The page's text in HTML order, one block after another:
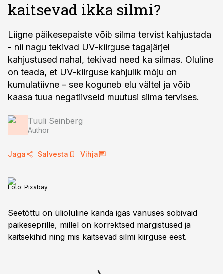
kaitsevad ikka silmi?
Liigne päikesepaiste võib silma tervist kahjustada
- nii nagu tekivad UV-kiirguse tagajärjel
kahjustused nahal, tekivad need ka silmas. Oluline
on teada, et UV-kiirguse kahjulik mõju on
kumulatiivne – see koguneb elu vältel ja võib
kaasa tuua negatiivseid muutusi silma tervises.
Tuuli Seinberg
Author
Jaga Salvesta Vihja
Foto: Pixabay
Seetõttu on ülioluline kanda igas vanuses sobivaid
päikeseprille, millel on korrektsed märgistused ja
kaitsekihid ning mis kaitsevad silmi kiirguse eest.